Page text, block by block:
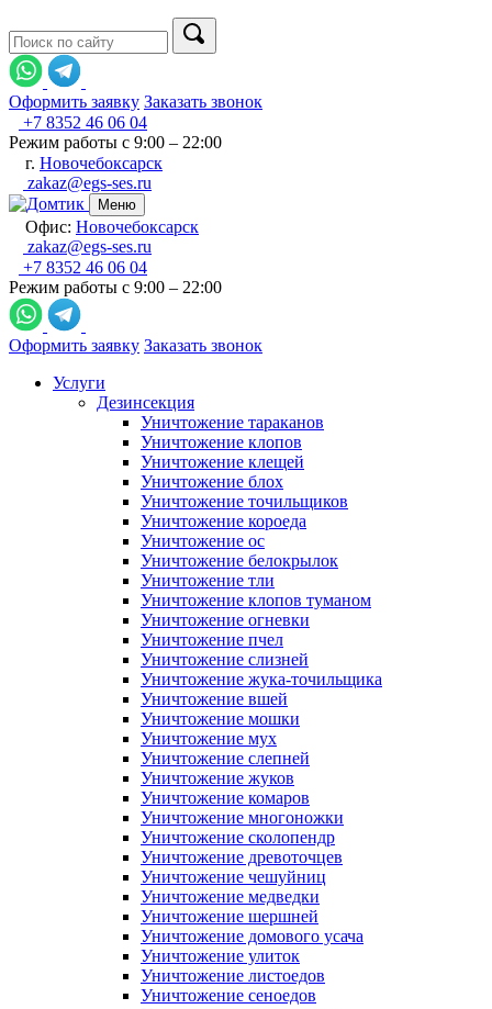
Оформить заявку Заказать звонок
+7 8352 46 06 04
Режим работы с 9:00 – 22:00
г. Новочебоксарск
zakaz@egs-ses.ru
Меню
Офис: Новочебоксарск
zakaz@egs-ses.ru
+7 8352 46 06 04
Режим работы с 9:00 – 22:00
Оформить заявку Заказать звонок
Услуги
Дезинсекция
Уничтожение тараканов
Уничтожение клопов
Уничтожение клещей
Уничтожение блох
Уничтожение точильщиков
Уничтожение короеда
Уничтожение ос
Уничтожение белокрылок
Уничтожение тли
Уничтожение клопов туманом
Уничтожение огневки
Уничтожение пчел
Уничтожение слизней
Уничтожение жука-точильщика
Уничтожение вшей
Уничтожение мошки
Уничтожение мух
Уничтожение слепней
Уничтожение жуков
Уничтожение комаров
Уничтожение многоножки
Уничтожение сколопендр
Уничтожение древоточцев
Уничтожение чешуйниц
Уничтожение медведки
Уничтожение шершней
Уничтожение домового усача
Уничтожение улиток
Уничтожение листоедов
Уничтожение сеноедов